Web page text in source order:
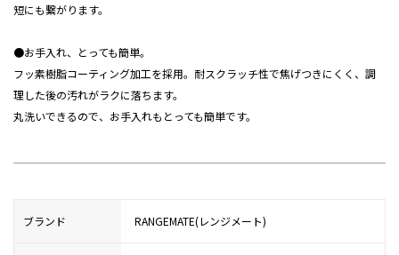
短にも繋がります。
●お手入れ、とっても簡単。
フッ素樹脂コーティング加工を採用。耐スクラッチ性で焦げつきにくく、調
理した後の汚れがラクに落ちます。
丸洗いできるので、お手入れもとっても簡単です。
ブランド RANGEMATE(レンジメート)